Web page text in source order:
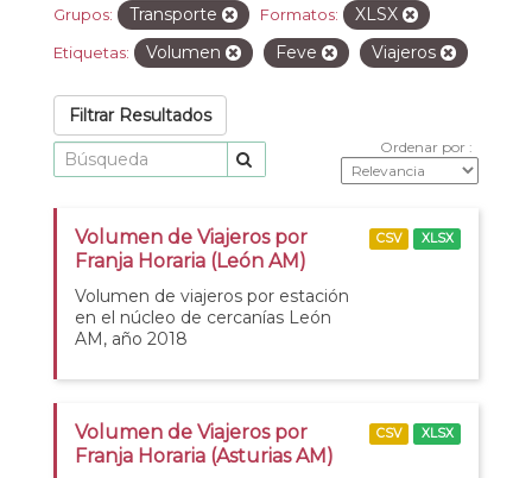
Grupos: Transporte Formatos: XLSX
Etiquetas: Volumen Feve Viajeros
Filtrar Resultados
Ordenar por
Volumen de Viajeros por
Franja Horaria (León AM)
Volumen de viajeros por estación
en el núcleo de cercanías León
AM, año 2018
CSV XLSX
Volumen de Viajeros por
Franja Horaria (Asturias AM)
CSV XLSX